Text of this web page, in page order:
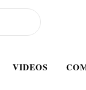
VIDEOS